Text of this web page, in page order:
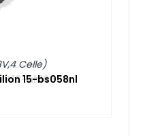
Celle)
15-bs058nl